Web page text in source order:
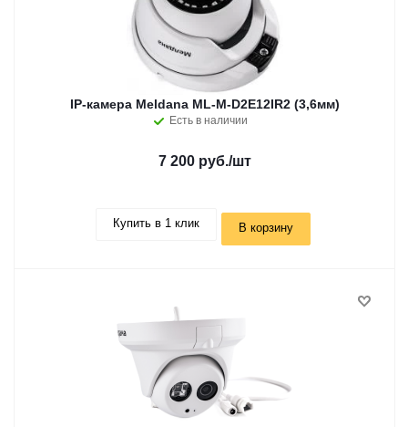
IP-камера Meldana ML-M-D2E12IR2 (3,6мм)
Есть в наличии
7 200 руб./шт
Купить в 1 клик В корзину